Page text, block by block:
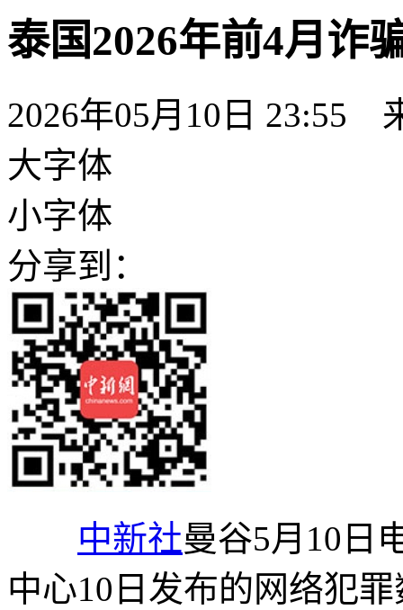
泰国2026年前4月诈
2026年05月10日 23:55
大字体
小字体
分享到：
中新社曼谷5月10日
中心10日发布的网络犯